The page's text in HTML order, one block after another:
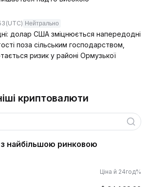
(UTC) Нейтрально
долар США зміцнюється напередодні
поза сільським господарством,
ризик у районі Ормузької
криптовалюти
найбільшою ринковою
Ціна й 24год%